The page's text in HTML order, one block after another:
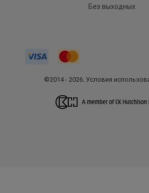
Без выходных
©2014 - 2026. Условия